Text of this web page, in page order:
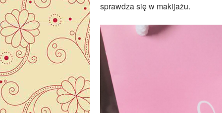
sprawdza się w makijażu.